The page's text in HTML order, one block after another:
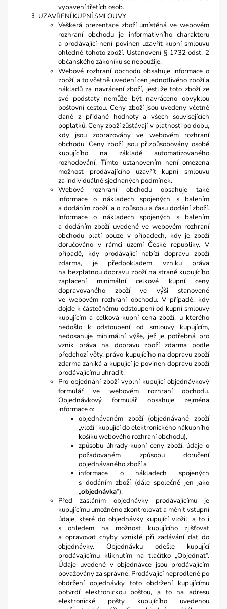
vybavení třetích osob.
UZAVŘENÍ KUPNÍ SMLOUVY
Veškerá prezentace zboží umístěná ve webovém
rozhraní obchodu je informativního charakteru
a prodávající není povinen uzavřít kupní smlouvu
ohledně tohoto zboží. Ustanovení § 1732 odst. 2
občanského zákoníku se nepoužije.
Webové rozhraní obchodu obsahuje informace o
zboží, a to včetně uvedení cen jednotlivého zboží a
nákladů za navrácení zboží, jestliže toto zboží ze
své podstaty nemůže být navráceno obvyklou
poštovní cestou. Ceny zboží jsou uvedeny včetně
daně z přidané hodnoty a všech souvisejících
poplatků. Ceny zboží zůstávají v platnosti po dobu,
kdy jsou zobrazovány ve webovém rozhraní
obchodu. Ceny zboží jsou přizpůsobovány osobě
kupujícího na základě automatizovaného
rozhodování. Tímto ustanovením není omezena
možnost prodávajícího uzavřít kupní smlouvu
za individuálně sjednaných podmínek.
Webové rozhraní obchodu obsahuje také
informace o nákladech spojených s balením
a dodáním zboží, a o způsobu a času dodání zboží.
Informace o nákladech spojených s balením
a dodáním zboží uvedené ve webovém rozhraní
obchodu platí pouze v případech, kdy je zboží
doručováno v rámci území České republiky. V
případě, kdy prodávající nabízí dopravu zboží
zdarma, je předpokladem vzniku práva
na bezplatnou dopravu zboží na straně kupujícího
zaplacení minimální celkové kupní ceny
dopravovaného zboží ve výši stanovené
ve webovém rozhraní obchodu. V případě, kdy
dojde k částečnému odstoupení od kupní smlouvy
kupujícím a celková kupní cena zboží, u kterého
nedošlo k odstoupení od smlouvy kupujícím,
nedosahuje minimální výše, jež je potřebná pro
vznik práva na dopravu zboží zdarma podle
předchozí věty, právo kupujícího na dopravu zboží
zdarma zaniká a kupující je povinen dopravu zboží
prodávajícímu uhradit.
Pro objednání zboží vyplní kupující objednávkový
formulář ve webovém rozhraní obchodu.
Objednávkový formulář obsahuje zejména
informace o:
objednávaném zboží (objednávané zboží
„vloží“ kupující do elektronického nákupního
košíku webového rozhraní obchodu),
způsobu úhrady kupní ceny zboží, údaje o
požadovaném způsobu doručení
objednávaného zboží a
informace o nákladech spojených
s dodáním zboží (dále společně jen jako
„objednávka“).
Před zasláním objednávky prodávajícímu je
kupujícímu umožněno zkontrolovat a měnit vstupní
údaje, které do objednávky kupující vložil, a to i
s ohledem na možnost kupujícího zjišťovat
a opravovat chyby vzniklé při zadávání dat do
objednávky. Objednávku odešle kupující
prodávajícímu kliknutím na tlačítko „Objednat“.
Údaje uvedené v objednávce jsou prodávajícím
považovány za správné. Prodávající neprodleně po
obdržení objednávky toto obdržení kupujícímu
potvrdí elektronickou poštou, a to na adresu
elektronické pošty kupujícího uvedenou